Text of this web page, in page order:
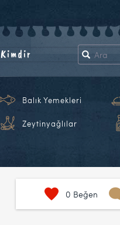
Kimdir
Balık Yemekleri
Zeytinyağlılar
0 Beğen